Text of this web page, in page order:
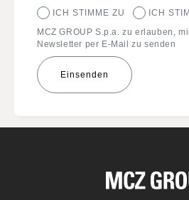
ICH STIMME ZU
ICH
MCZ GROUP S.p.a. zu erlauben,
Newsletter per E-Mail zu senden